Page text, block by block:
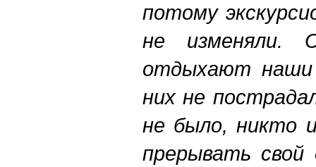
потому
не изменяли.
отдыхают
них не
не было, никто
прерывать свой